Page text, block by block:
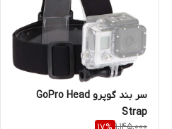
سر بند گوپرو GoPro Head
Strap